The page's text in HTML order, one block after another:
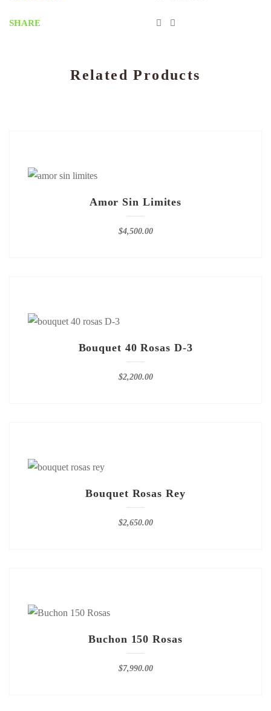
SHARE
Related Products
Amor Sin Limites
$4,500.00
Bouquet 40 Rosas D-3
$2,200.00
Bouquet Rosas Rey
$2,650.00
Buchon 150 Rosas
$7,990.00